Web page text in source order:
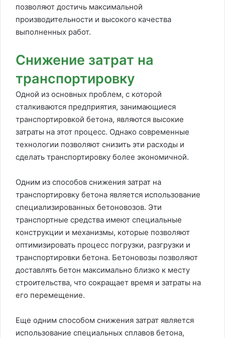
позволяют достичь максимальной
производительности и высокого качества
выполненных работ.
Снижение затрат на
транспортировку
Одной из основных проблем, с которой
сталкиваются предприятия, занимающиеся
транспортировкой бетона, являются высокие
затраты на этот процесс. Однако современные
технологии позволяют снизить эти расходы и
сделать транспортировку более экономичной.
Одним из способов снижения затрат на
транспортировку бетона является использование
специализированных бетоновозов. Эти
транспортные средства имеют специальные
конструкции и механизмы, которые позволяют
оптимизировать процесс погрузки, разгрузки и
транспортировки бетона. Бетоновозы позволяют
доставлять бетон максимально близко к месту
строительства, что сокращает время и затраты на
его перемещение.
Еще одним способом снижения затрат является
использование специальных сплавов бетона,